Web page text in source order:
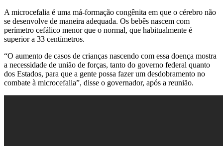
A microcefalia é uma má-formação congênita em que o cérebro não
se desenvolve de maneira adequada. Os bebês nascem com
perímetro cefálico menor que o normal, que habitualmente é
superior a 33 centímetros.
“O aumento de casos de crianças nascendo com essa doença mostra
a necessidade de união de forças, tanto do governo federal quanto
dos Estados, para que a gente possa fazer um desdobramento no
combate à microcefalia”, disse o governador, após a reunião.